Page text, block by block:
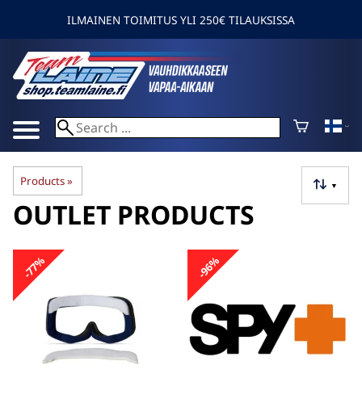
ILMAINEN TOIMITUS YLI 250€ TILAUKSISSA
Products‪» ▼
OUTLET PRODUCTS
-77% -96%